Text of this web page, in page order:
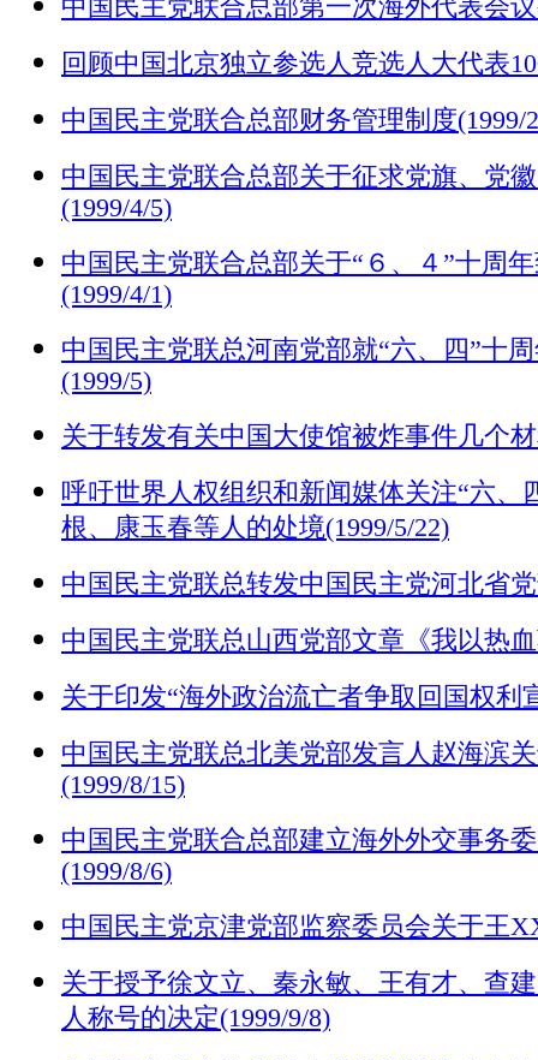
中国民主党联合总部第一次海外代表会议
回顾中国北京独立参选人竞选人大代表
中国民主党联合总部财务管理制度(1999/
中国民主党联合总部关于征求党旗、党
(1999/4/5)
中国民主党联合总部关于“６、４”十周
(1999/4/1)
中国民主党联总河南党部就“六、四”十
(1999/5)
关于转发有关中国大使馆被炸事件几个
呼吁世界人权组织和新闻媒体关注“六、
根、康玉春等人的处境(1999/5/22)
中国民主党联总转发中国民主党河北省
中国民主党联总山西党部文章《我以热
关于印发“海外政治流亡者争取回国权利
中国民主党联总北美党部发言人赵海滨
(1999/8/15)
中国民主党联合总部建立海外外交事务
(1999/8/6)
中国民主党京津党部监察委员会关于王
关于授予徐文立、秦永敏、王有才、查
人称号的决定(1999/9/8)